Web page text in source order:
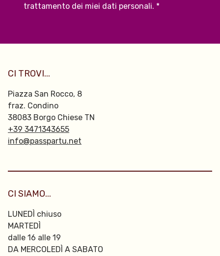
trattamento dei miei dati personali. *
CI TROVI...
Piazza San Rocco, 8
fraz. Condino
38083 Borgo Chiese TN
+39 3471343655
info@passpartu.net
CI SIAMO...
LUNEDÌ chiuso
MARTEDÌ
dalle 16 alle 19
DA MERCOLEDÌ A SABATO